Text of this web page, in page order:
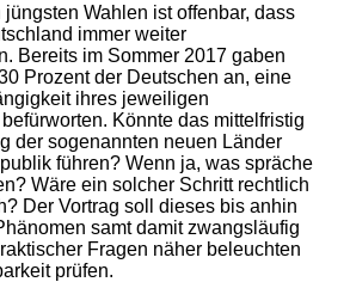
jüngsten Wahlen ist offenbar, dass
immer weiter
Bereits im Sommer 2017 gaben
Prozent der Deutschen an, eine
ihres jeweiligen
Könnte das mittelfristig
der sogenannten neuen Länder
führen? Wenn ja, was spräche
Wäre ein solcher Schritt rechtlich
Der Vortrag soll dieses bis anhin
samt damit zwangsläufig
Fragen näher beleuchten
prüfen.